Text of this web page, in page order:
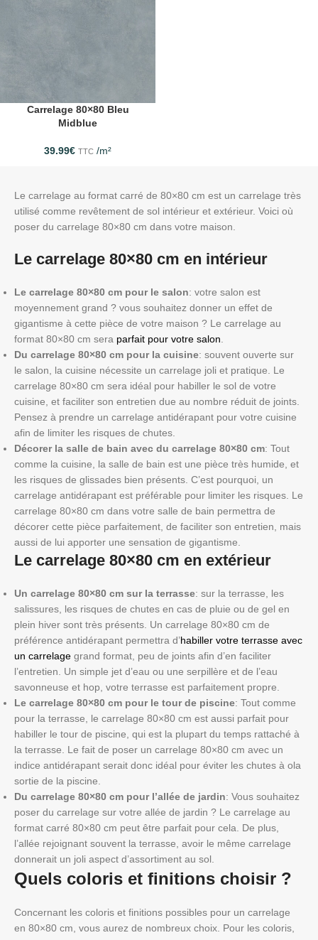
Carrelage 80×80 Bleu
Midblue
39.99€ TTC /m²
Le carrelage au format carré de 80×80 cm est un carrelage très
utilisé comme revêtement de sol intérieur et extérieur. Voici où
poser du carrelage 80×80 cm dans votre maison.
Le carrelage 80×80 cm en intérieur
Le carrelage 80×80 cm pour le salon: votre salon est
moyennement grand ? vous souhaitez donner un effet de
gigantisme à cette pièce de votre maison ? Le carrelage au
format 80×80 cm sera parfait pour votre salon
Du carrelage 80×80 cm pour la cuisine: souvent ouverte sur
le salon, la cuisine nécessite un carrelage joli et pratique. Le
carrelage 80×80 cm sera idéal pour habiller le sol de votre
cuisine, et faciliter son entretien due au nombre réduit de joints.
Pensez à prendre un carrelage antidérapant pour votre cuisine
afin de limiter les risques de chutes.
Décorer la salle de bain avec du carrelage 80×80 cm: Tout
comme la cuisine, la salle de bain est une pièce très humide, et
les risques de glissades bien présents. C’est pourquoi, un
carrelage antidérapant est préférable pour limiter les risques. Le
carrelage 80×80 cm dans votre salle de bain permettra de
décorer cette pièce parfaitement, de faciliter son entretien, mais
aussi de lui apporter une sensation de gigantisme.
Le carrelage 80×80 cm en extérieur
Un carrelage 80×80 cm sur la terrasse: sur la terrasse, les
salissures, les risques de chutes en cas de pluie ou de gel en
plein hiver sont très présents. Un carrelage 80×80 cm de
préférence antidérapant permettra d’habiller votre terrasse avec
un carrelage grand format, peu de joints afin d’en faciliter
l’entretien. Un simple jet d’eau ou une serpillère et de l’eau
savonneuse et hop, votre terrasse est parfaitement propre.
Le carrelage 80×80 cm pour le tour de piscine: Tout comme
pour la terrasse, le carrelage 80×80 cm est aussi parfait pour
habiller le tour de piscine, qui est la plupart du temps rattaché à
la terrasse. Le fait de poser un carrelage 80×80 cm avec un
indice antidérapant serait donc idéal pour éviter les chutes à ola
sortie de la piscine.
Du carrelage 80×80 cm pour l’allée de jardin: Vous souhaitez
poser du carrelage sur votre allée de jardin ? Le carrelage au
format carré 80×80 cm peut être parfait pour cela. De plus,
l’allée rejoignant souvent la terrasse, avoir le même carrelage
donnerait un joli aspect d’assortiment au sol.
Quels coloris et finitions choisir ?
Concernant les coloris et finitions possibles pour un carrelage
en 80×80 cm, vous aurez de nombreux choix. Pour les coloris,